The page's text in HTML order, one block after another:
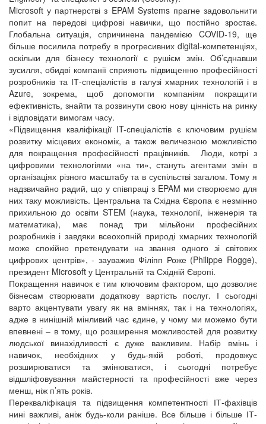
Microsoft у партнерстві з EPAM Systems прагне задовольнити
попит на передові цифрові навички, що постійно зростає.
Глобальна ситуація, спричинена пандемією COVID-19, ще
більше посилила потребу в прогресивних digital-компетенціях,
оскільки для бізнесу технології є рушієм змін. Об’єднавши
зусилля, обидві компанії сприяють підвищенню професійності
розробників та ІТ-спеціалістів в галузі хмарних технологій і в
Azure, зокрема, щоб допомогти компаніям покращити
ефективність, знайти та розвинути свою нову цінність на ринку
і відповідати вимогам часу.
«Підвищення кваліфікації IT-спеціалістів є ключовим рушієм
розвитку місцевих економік, а також величезною можливістю
для покращення професійності працівників. Люди, котрі з
цифровими технологіями «на ти», стануть агентами змін в
організаціях різного масштабу та в суспільстві загалом. Тому я
надзвичайно радий, що у співпраці з EPAM ми створюємо для
них таку можливість. Центральна та Східна Європа є незмінно
прихильною до освіти STEM (наука, технології, інженерія та
математика), має понад три мільйони професійних
розробників і завдяки всеохопній природі хмарних технологій
може спокійно претендувати на звання одного зі світових
цифрових центрів», - зауважив Філіпп Роже (Philippe Rogge),
президент Microsoft у Центральній та Східній Європі.
Покращення навичок є тим ключовим фактором, що дозволяє
бізнесам створювати додаткову вартість послуг. І сьогодні
варто акцентувати увагу як на вміннях, так і на технологіях,
адже в нинішній мінливий час єдине, у чому ми можемо бути
впевнені – в тому, що розширення можливостей для розвитку
людської винахідливості є дуже важливим. Набір вмінь і
навичок, необхідних у будь-якій роботі, продовжує
розширюватися та змінюватися, і сьогодні потребує
відшліфовування майстерності та професійності вже через
менш, ніж п’ять років.
Перекваліфікація та підвищення компетентності ІТ-фахівців
нині важливі, аніж будь-коли раніше. Все більше і більше ІТ-